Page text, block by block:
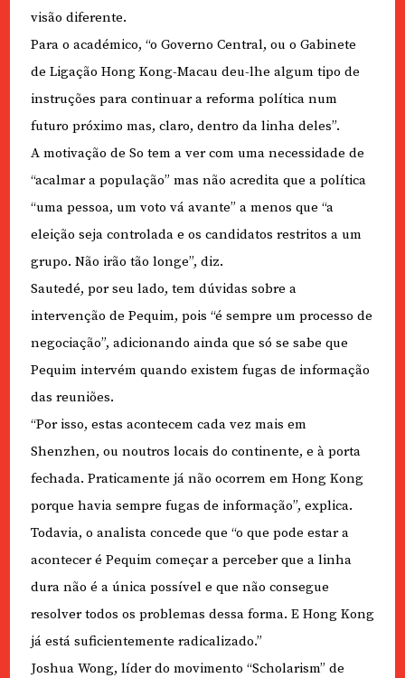
visão diferente.
Para o académico, “o Governo Central, ou o Gabinete
de Ligação Hong Kong-Macau deu-lhe algum tipo de
instruções para continuar a reforma política num
futuro próximo mas, claro, dentro da linha deles”.
A motivação de So tem a ver com uma necessidade de
“acalmar a população” mas não acredita que a política
“uma pessoa, um voto vá avante” a menos que “a
eleição seja controlada e os candidatos restritos a um
grupo. Não irão tão longe”, diz.
Sautedé, por seu lado, tem dúvidas sobre a
intervenção de Pequim, pois “é sempre um processo de
negociação”, adicionando ainda que só se sabe que
Pequim intervém quando existem fugas de informação
das reuniões.
“Por isso, estas acontecem cada vez mais em
Shenzhen, ou noutros locais do continente, e à porta
fechada. Praticamente já não ocorrem em Hong Kong
porque havia sempre fugas de informação”, explica.
Todavia, o analista concede que “o que pode estar a
acontecer é Pequim começar a perceber que a linha
dura não é a única possível e que não consegue
resolver todos os problemas dessa forma. E Hong Kong
já está suficientemente radicalizado.”
Joshua Wong, líder do movimento “Scholarism” de